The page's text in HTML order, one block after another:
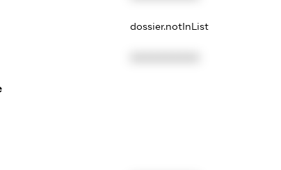
dossier.notInList